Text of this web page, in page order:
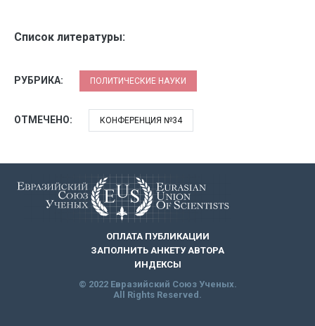
Список литературы:
РУБРИКА: ПОЛИТИЧЕСКИЕ НАУКИ
ОТМЕЧЕНО: КОНФЕРЕНЦИЯ №34
ОПЛАТА ПУБЛИКАЦИИ
ЗАПОЛНИТЬ АНКЕТУ АВТОРА
ИНДЕКСЫ
© 2022 Евразийский Союз Ученых.
All Rights Reserved.